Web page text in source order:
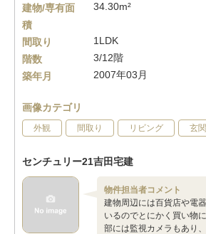
建物/専有面
積
34.30m²
間取り
1LDK
階数
3/12階
築年月
2007年03月
画像カテゴリ
外観 間取り リビング 玄関
センチュリー21吉田宅建
物件担当者コメント
建物周辺には百貨店や電
いるのでとにかく買い物
部には監視カメラもあり